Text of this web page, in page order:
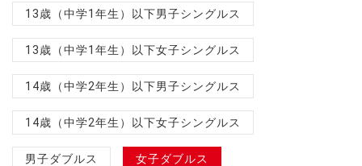
13歳（中学1年生）以下男子シングルス
13歳（中学1年生）以下女子シングルス
14歳（中学2年生）以下男子シングルス
14歳（中学2年生）以下女子シングルス
男子ダブルス 女子ダブルス